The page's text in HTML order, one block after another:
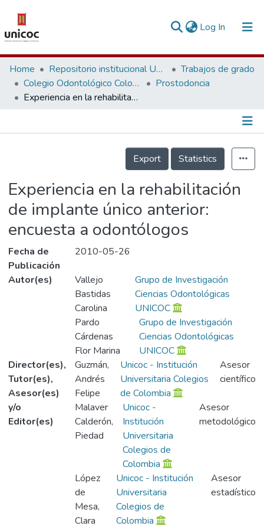
Log In (current)
Communities & Collections
Research Outputs
People
Home Repositorio institucional Unicoc, RI-unicoc
Trabajos de grado
Colegio Odontológico Colombiano
Prostodoncia
Experiencia en la rehabilitación de implante único anterior: encuesta a odontólogos
Información de la Publicación
Export
Statistics
Experiencia en la rehabilitación
de implante único anterior:
encuesta a odontólogos
Fecha de
Publicación
2010-05-26
Autor(es)
Vallejo
Bastidas
Carolina
Grupo de Investigación
Ciencias Odontológicas
UNICOC
Pardo
Cárdenas
Flor Marina
Grupo de Investigación
Ciencias Odontológicas
UNICOC
Director(es),
Tutor(es),
Asesor(es)
y/o
Editor(es)
Guzmán,
Andrés
Felipe
Unicoc - Institución
Universitaria Colegios
de Colombia
Asesor
científico
Malaver
Calderón,
Piedad
Unicoc -
Institución
Universitaria
Colegios de
Colombia
Asesor
metodológico
López
de
Mesa,
Clara
Unicoc - Institución
Universitaria
Colegios de
Colombia
Asesor
estadístico